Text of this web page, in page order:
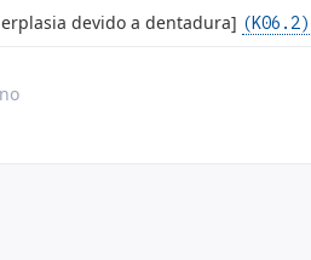
devido a dentadura] (K06.2)